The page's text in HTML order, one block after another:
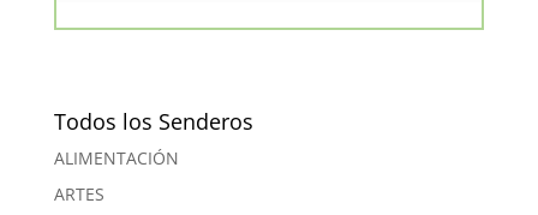
Todos los Senderos
ALIMENTACIÓN
ARTES